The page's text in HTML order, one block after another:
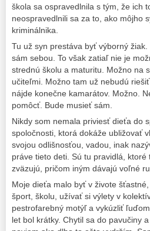
škola sa ospravedlnila s tým, že ich
neospravedlnili sa za to, ako môjho
kriminálnika.
Tu už syn prestáva byť výborný
sám sebou. To však zatiaľ nie je
strednú školu a maturitu. Možno na
učiteľmi. Možno tam už nebudú
nájde konečne kamarátov. Možno.
pomôcť. Bude musieť sám.
Nikdy som nemala priviesť dieťa do
spoločnosti, ktorá dokáže ubližovať
svojou odlišnosťou, vadou, inak
práve tieto deti. Sú tu pravidlá,
zväzujú, pričom iným dávajú voľné
Moje dieťa malo byť v živote
šport, školu, užívať si výlety v
pestrofarebný motýľ a vykúzliť
let bol krátky. Chytil sa do pavučiny